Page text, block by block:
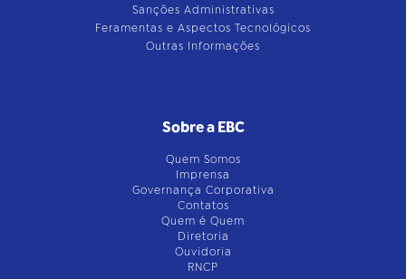
Sanções Administrativas
Feramentas e Aspectos Tecnológicos
Outras Informações
Sobre a EBC
Quem Somos
Imprensa
Governança Corporativa
Contatos
Quem é Quem
Diretoria
Ouvidoria
RNCP